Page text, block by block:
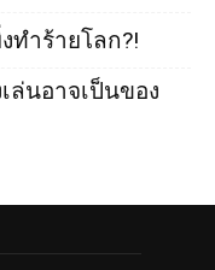
ทำร้ายโลก?!
ล่นอาจเป็นของ